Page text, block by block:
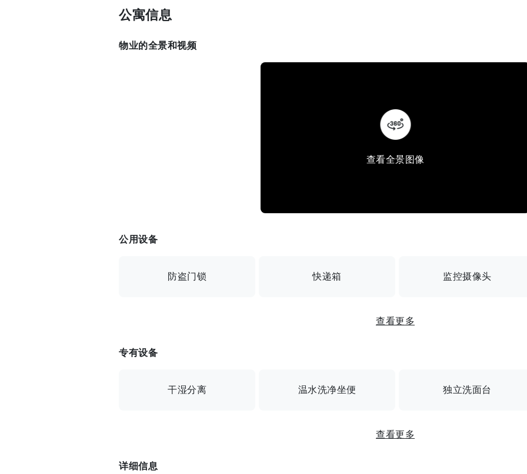
公寓信息
物业的全景和视频
查看全景图像
公用设备
防盗门锁 快递箱 监控摄像头
查看更多
专有设备
干湿分离 温水洗净坐便 独立洗面台
查看更多
详细信息